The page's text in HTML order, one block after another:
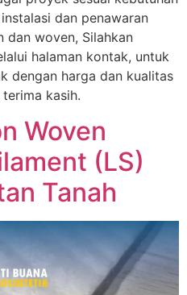
dan penawaran
dan woven, Silahkan
halaman kontak, untuk
dengan harga dan kualitas
kasih.
Woven
(LS)
Tanah